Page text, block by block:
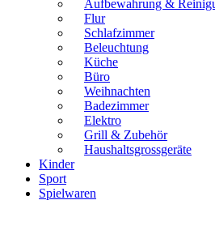
Aufbewahrung &
Flur
Schlafzimmer
Beleuchtung
Küche
Büro
Weihnachten
Badezimmer
Elektro
Grill & Zubehör
Haushaltsgrossgeräte
Kinder
Sport
Spielwaren